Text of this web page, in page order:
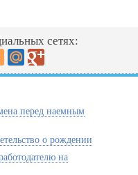
сетях:
перед наемным
о рождении
на